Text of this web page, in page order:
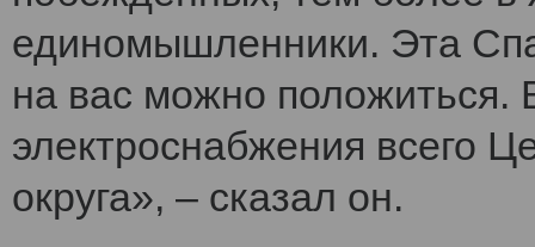
единомышленники. Эта
на вас можно положиться.
электроснабжения всего
округа», – сказал он.